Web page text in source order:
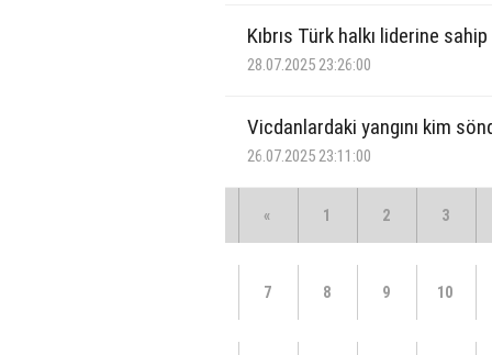
Kıbrıs Türk halkı liderine sahip
28.07.2025 23:26:00
Vicdanlardaki yangını kim
26.07.2025 23:11:00
« 1 2 3
7 8 9 10